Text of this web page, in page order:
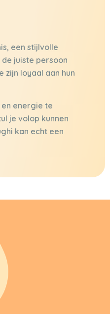
een stijlvolle
juiste persoon
zijn loyaal aan hun
en energie te
je volop kunnen
kan echt een